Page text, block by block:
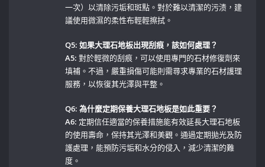
一次）以清除污垢和斑點。對於難以清潔的污渍，建
議使用微濕的柔性布輕輕擦拭。
Q5: 如果大理石地板出現刮痕，該如何處理？
A5: 對於輕微的刮痕，可以使用專門的石材修復劑來
填補。不過，嚴重損傷可能則需尋求專業的石材護理
服務，以恢復其光澤與平整。
Q6: 為什麼定期保養大理石地板是如此重要？
A6: 定期信任適當的保養措施能有效延長大理石地板
的使用壽命，保持其光澤和美觀。通過定期拋光及防
護處理，能預防污垢和水分的侵入，減少清潔的難
度。